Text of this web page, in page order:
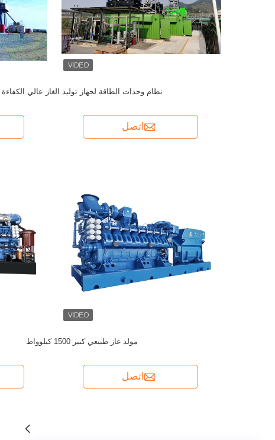
نظام وحدات الطاقة لجهاز توليد الغاز عالي الكفاءة
اتصل
مولد غاز طبيعي كبير 1500 كيلوواط
اتصل